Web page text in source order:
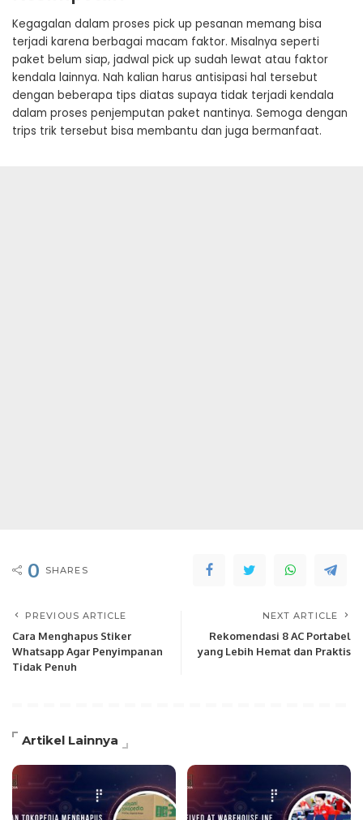
Kegagalan dalam proses pick up pesanan memang bisa
terjadi karena berbagai macam faktor. Misalnya seperti
paket belum siap, jadwal pick up sudah lewat atau faktor
kendala lainnya. Nah kalian harus antisipasi hal tersebut
dengan beberapa tips diatas supaya tidak terjadi kendala
dalam proses penjemputan paket nantinya. Semoga dengan
trips trik tersebut bisa membantu dan juga bermanfaat.
0 SHARES
PREVIOUS ARTICLE
Cara Menghapus Stiker
Whatsapp Agar Penyimpanan
Tidak Penuh
NEXT ARTICLE
Rekomendasi 8 AC Portabel
yang Lebih Hemat dan Praktis
Artikel Lainnya